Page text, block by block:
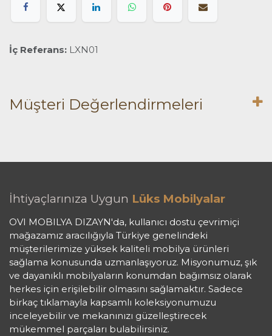
İç Referans: LXN01
Müşteri Değerlendirmeleri
İhtiyaçlarınıza Uygun Lüks Mobilyalar
OVI MOBILYA DIZAYN'da, kullanıcı dostu çevrimiçi
mağazamız aracılığıyla Türkiye genelindeki
müşterilerimize yüksek kaliteli mobilya ürünleri
sağlama konusunda uzmanlaşıyoruz. Misyonumuz, şık
ve dayanıklı mobilyaların konumdan bağımsız olarak
herkes için erişilebilir olmasını sağlamaktır. Sadece
birkaç tıklamayla kapsamlı koleksiyonumuzu
inceleyebilir ve mekanınızı güzelleştirecek
mükemmel parçaları bulabilirsiniz.